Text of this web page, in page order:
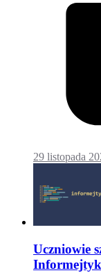
29 listopada
Uczniowie